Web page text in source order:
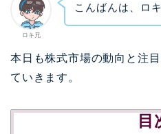
ロキ兄
こんばんは、ロ
本日も株式市場の動向と注
ていきます。
目